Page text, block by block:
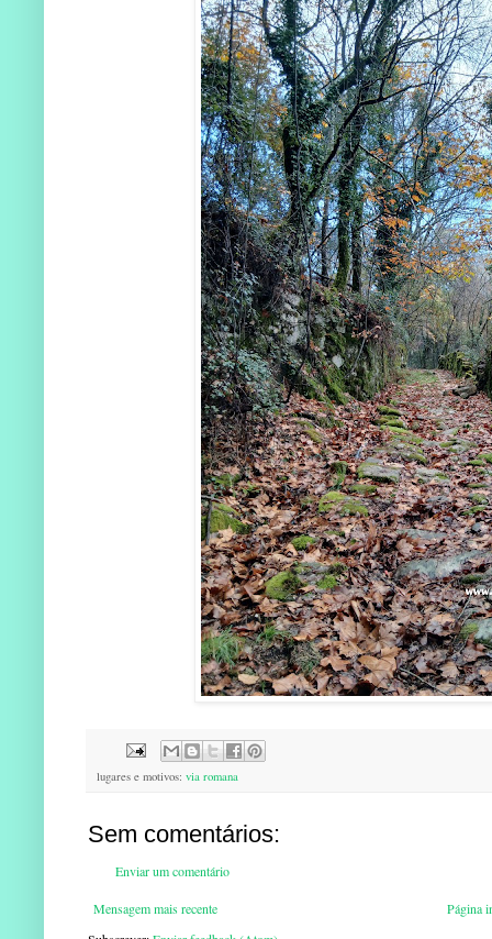
lugares e motivos: via romana
Sem comentários:
Enviar um comentário
Mensagem mais recente
Página